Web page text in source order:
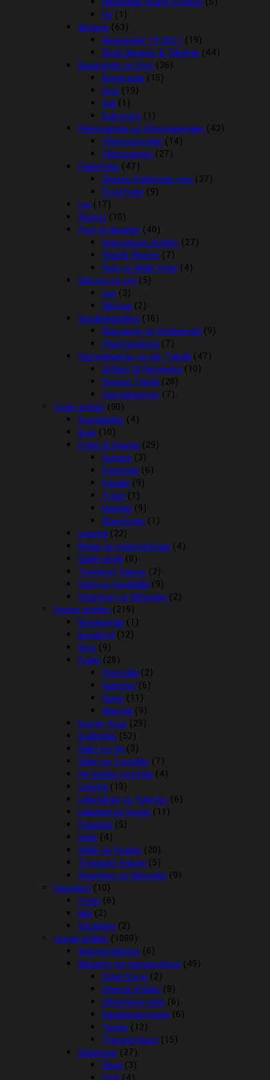
UV (1)
Akvarier (63)
Akvariesæt 10-260 L (19)
Biorb Akvarier & Tilbehør (44)
Baggrunde og Sten (36)
Baggrunde (15)
Grus (19)
Soil (1)
Substrate (1)
Filtersvampe og Filtermaterialer (43)
Filtermaterialer (14)
Filtersvampe (27)
Fiskefoder (47)
Diverse Fiskefoder mm (37)
Frostfoder (9)
Lys (17)
Planter (10)
Pynt til Akvariet (40)
Dekorations Artikler (27)
Plastik Planter (7)
Reje og Malle Huler (4)
Silicone og Lim (5)
Lim (3)
Silicone (2)
Vandbehandling (16)
Klargøring og Vedligehold (9)
Plantegødning (7)
Varmelegemer og div. Teknik (47)
Artikler til Rengøring (10)
Diverse Teknik (28)
Varmelegemer (7)
Fugle artikler (90)
Bunddække (4)
Bure (10)
Foder & Snacks (29)
Kanarie (3)
Papegøje (6)
Parakit (9)
Trope (1)
Undulat (9)
Æggefoder (1)
Legetøj (22)
Reder og redemateriale (4)
Sidde pinde (8)
Transport Kasser (2)
Vand og madskåle (9)
Vitaminer og Mineraler (2)
Gnaver artikler (219)
Beroligende (1)
Bundstrø (12)
Bure (9)
Foder (28)
Chinchilla (2)
Hamster (6)
Kanin (11)
Marsvin (9)
Gnaver Huse (29)
Godbidder (52)
Halm og Hø (3)
Huler og Tunneller (7)
Hø hække og bolde (4)
Legetøj (13)
Løbegårde og Toiletter (6)
Løbehjul og Kugler (11)
Pelspleje (5)
Seler (4)
Skåle og Flasker (20)
Transport Kasser (5)
Vitaminer og Mineraler (9)
Havedam (10)
Foder (6)
Net (2)
Vandpleje (2)
Hunde artikler (1089)
Angstproblemer (6)
Biludstyr og transportbure (49)
Cykel Kurve (2)
Diverse til bilen (8)
Sikkerheds seler (6)
Sædebeskyttelse (6)
Tasker (12)
Transportbure (15)
Dækkener (27)
Regn (3)